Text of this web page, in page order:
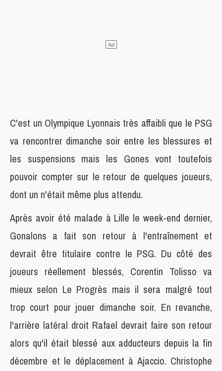
C'est un Olympique Lyonnais très affaibli que le PSG
va rencontrer dimanche soir entre les blessures et
les suspensions mais les Gones vont toutefois
pouvoir compter sur le retour de quelques joueurs,
dont un n'était même plus attendu.
Après avoir été malade à Lille le week-end dernier,
Gonalons a fait son retour à l'entraînement et
devrait être titulaire contre le PSG. Du côté des
joueurs réellement blessés, Corentin Tolisso va
mieux selon Le Progrès mais il sera malgré tout
trop court pour jouer dimanche soir. En revanche,
l'arrière latéral droit Rafael devrait faire son retour
alors qu'il était blessé aux adducteurs depuis la fin
décembre et le déplacement à Ajaccio. Christophe